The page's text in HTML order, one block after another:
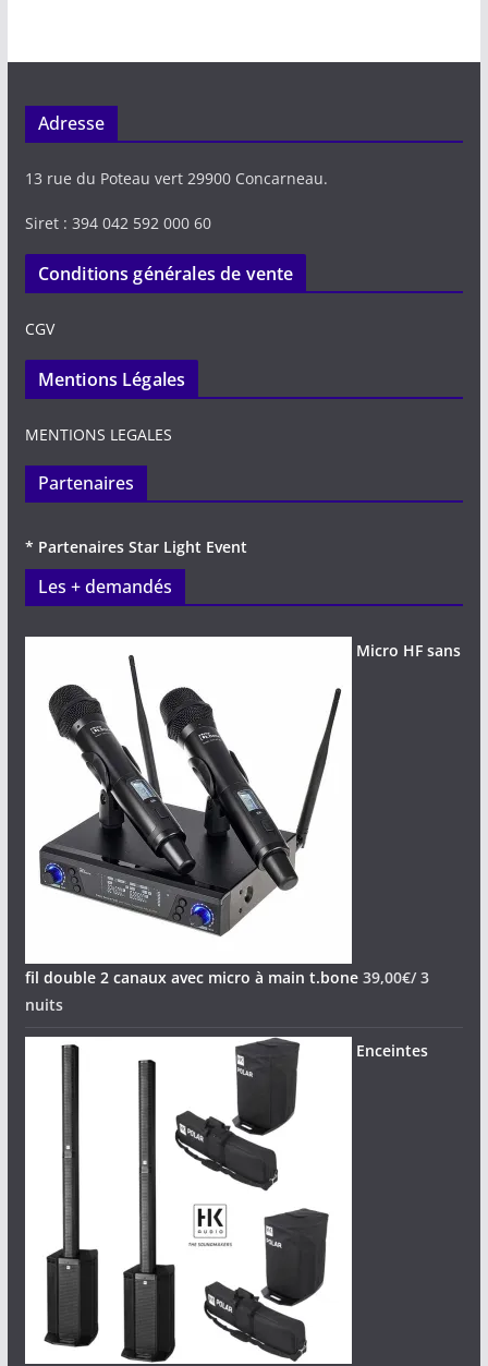
Adresse
13 rue du Poteau vert 29900 Concarneau.
Siret : 394 042 592 000 60
Conditions générales de vente
CGV
Mentions Légales
MENTIONS LEGALES
Partenaires
* Partenaires Star Light Event
Les + demandés
Micro HF sans
fil double 2 canaux avec micro à main t.bone 39,00€/ 3
nuits
Enceintes